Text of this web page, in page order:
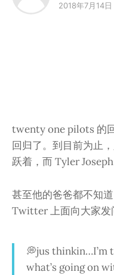
2018年7月14日
twenty one pilots 的
回归了。到目前为止
跃着，而 Tyler
甚至他的爸爸都不知
Twitter 上面向大家发
💭jus thinkin…I’m
what’s going on